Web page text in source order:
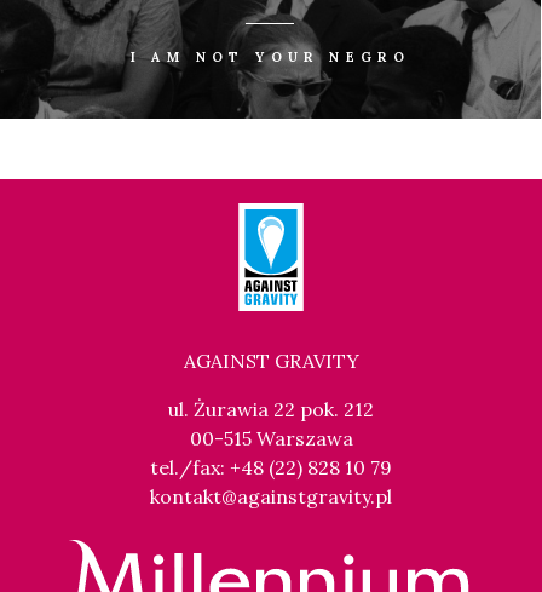
I AM NOT YOUR NEGRO
AGAINST GRAVITY
ul. Żurawia 22 pok. 212
00-515 Warszawa
tel./fax: +48 (22) 828 10 79
kontakt@againstgravity.pl